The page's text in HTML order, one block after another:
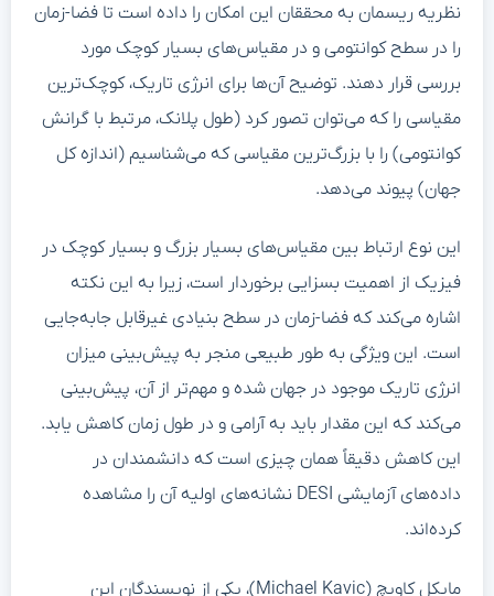
نظریه ریسمان به محققان این امکان را داده است تا فضا-زمان
را در سطح کوانتومی و در مقیاس‌های بسیار کوچک مورد
بررسی قرار دهند. توضیح آن‌ها برای انرژی تاریک، کوچک‌ترین
مقیاسی را که می‌توان تصور کرد (طول پلانک، مرتبط با گرانش
کوانتومی) را با بزرگ‌ترین مقیاسی که می‌شناسیم (اندازه کل
جهان) پیوند می‌دهد.
این نوع ارتباط بین مقیاس‌های بسیار بزرگ و بسیار کوچک در
فیزیک از اهمیت بسزایی برخوردار است، زیرا به این نکته
اشاره می‌کند که فضا-زمان در سطح بنیادی غیرقابل جابه‌جایی
است. این ویژگی به طور طبیعی منجر به پیش‌بینی میزان
انرژی تاریک موجود در جهان شده و مهم‌تر از آن، پیش‌بینی
می‌کند که این مقدار باید به آرامی و در طول زمان کاهش یابد.
این کاهش دقیقاً همان چیزی است که دانشمندان در
داده‌های آزمایشی DESI نشانه‌های اولیه آن را مشاهده
کرده‌اند.
مایکل کاویچ (Michael Kavic)، یکی از نویسندگان این